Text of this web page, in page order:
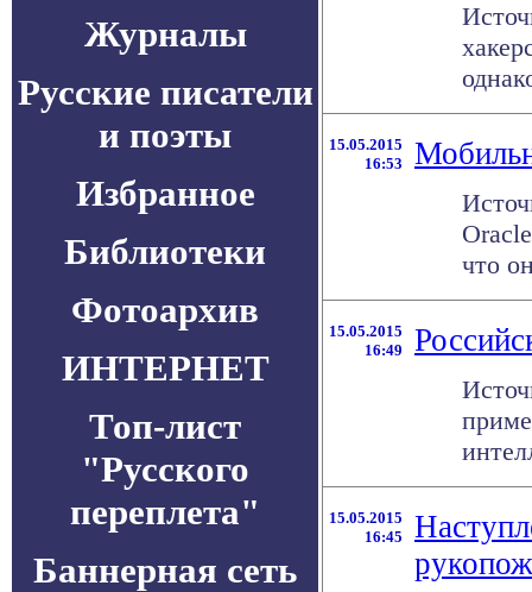
Журналы
Русские писатели
и поэты
Избранное
Библиотеки
Фотоархив
ИНТЕРНЕТ
Топ-лист
"Русского
переплета"
Баннерная сеть
15.05.2015
16:53
что
15.05.2015
16:49
15.05.2015
16:45